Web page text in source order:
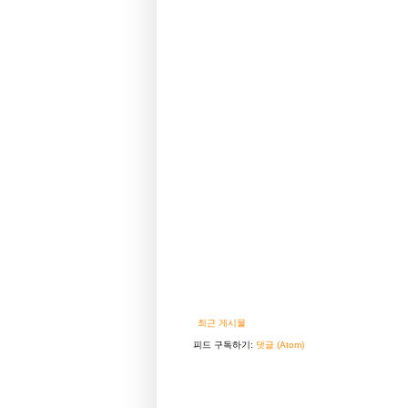
최근 게시물
피드 구독하기: 댓글 (Atom)